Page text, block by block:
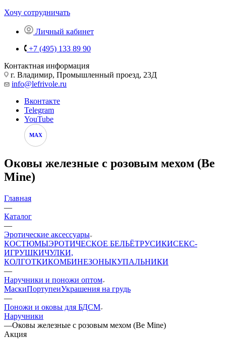
Хочу сотрудничать
Личный кабинет
+7 (495) 133 89 90
Контактная информация
г. Владимир, Промышленный проезд, 23Д
info@lefrivole.ru
Вконтакте
Telegram
YouTube
MAX
Оковы железные с розовым мехом (Be
Mine)
Главная
—
Каталог
—
Эротические аксессуары
КОСТЮМЫЭРОТИЧЕСКОЕ БЕЛЬЁТРУСИКИСЕКС-
ИГРУШКИЧУЛКИ,
КОЛГОТКИКОМБИНЕЗОНЫКУПАЛЬНИКИ
—
Наручники и поножи оптом
МаскиПортупеиУкрашения на грудь
—
Поножи и оковы для БДСМ
Наручники
—Оковы железные с розовым мехом (Be Mine)
Акция